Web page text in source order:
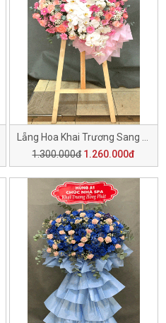
Lẵng Hoa Khai Trương Sang Trọng H137
1.300.000đ 1.260.000đ